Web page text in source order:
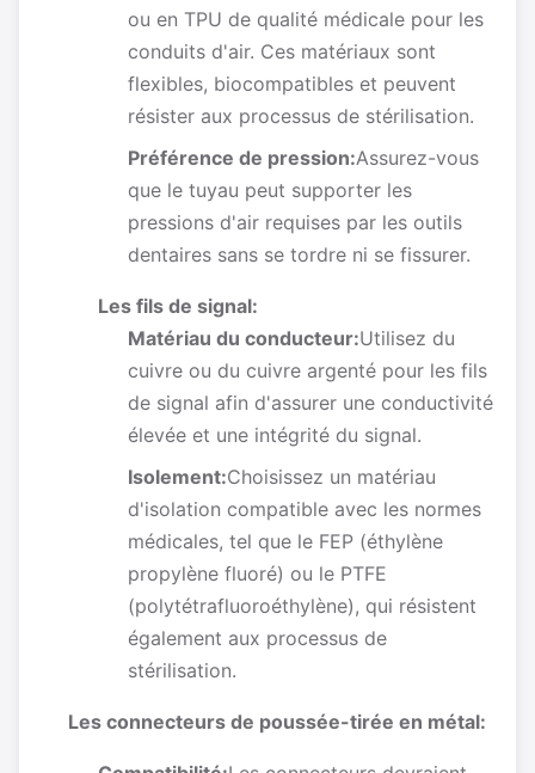
ou en TPU de qualité médicale pour les
conduits d'air. Ces matériaux sont
flexibles, biocompatibles et peuvent
résister aux processus de stérilisation.
Préférence de pression:Assurez-vous
que le tuyau peut supporter les
pressions d'air requises par les outils
dentaires sans se tordre ni se fissurer.
Les fils de signal:
Matériau du conducteur:Utilisez du
cuivre ou du cuivre argenté pour les fils
de signal afin d'assurer une conductivité
élevée et une intégrité du signal.
Isolement:Choisissez un matériau
d'isolation compatible avec les normes
médicales, tel que le FEP (éthylène
propylène fluoré) ou le PTFE
(polytétrafluoroéthylène), qui résistent
également aux processus de
stérilisation.
Les connecteurs de poussée-tirée en métal: